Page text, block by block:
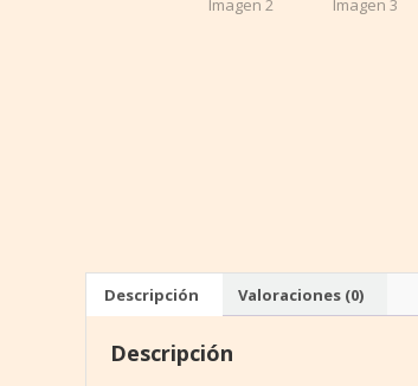
Descripción Valoraciones (0)
Descripción